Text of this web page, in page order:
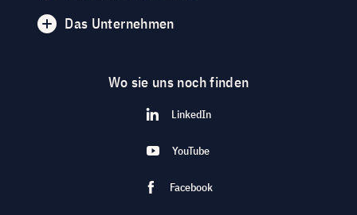
Das Unternehmen
Wo sie uns noch finden
LinkedIn
YouTube
Facebook